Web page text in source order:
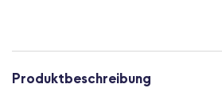
Produktbeschreibung